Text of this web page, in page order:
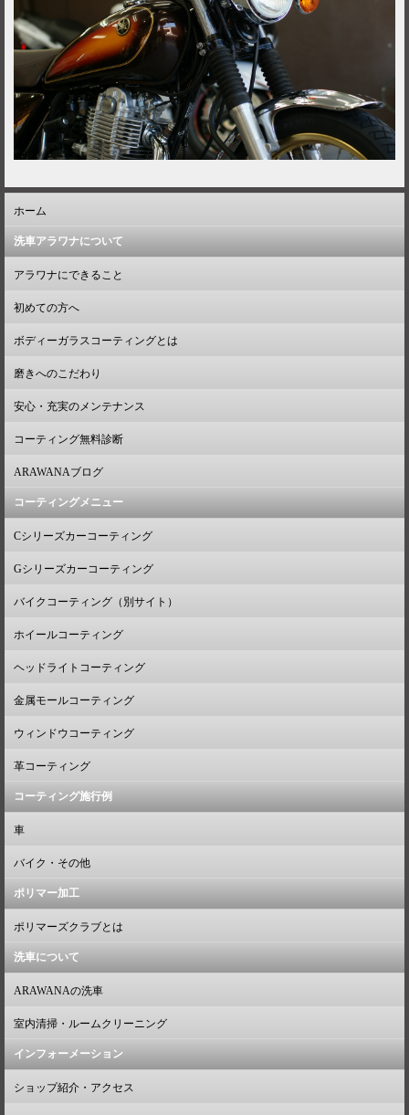
ホーム
洗車アラワナについて
アラワナにできること
初めての方へ
ボディーガラスコーティングとは
磨きへのこだわり
安心・充実のメンテナンス
コーティング無料診断
ARAWANAブログ
コーティングメニュー
Cシリーズカーコーティング
Gシリーズカーコーティング
バイクコーティング（別サイト）
ホイールコーティング
ヘッドライトコーティング
金属モールコーティング
ウィンドウコーティング
革コーティング
コーティング施行例
車
バイク・その他
ポリマー加工
ポリマーズクラブとは
洗車について
ARAWANAの洗車
室内清掃・ルームクリーニング
インフォーメーション
ショップ紹介・アクセス